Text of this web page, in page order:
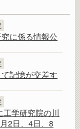
に係る情報公
記憶が交差す
学研究院の川
2日、4日、8